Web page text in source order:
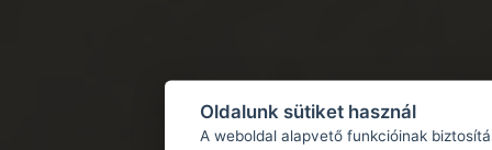
Oldalunk sütiket használ
A weboldal alapvető funkcióinak